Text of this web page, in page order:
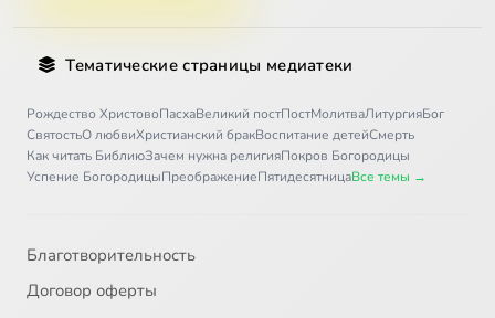
Тематические страницы медиатеки
Рождество ХристовоПасхаВеликий постПостМолитваЛитургияБог
СвятостьО любвиХристианский бракВоспитание детейСмерть
Как читать БиблиюЗачем нужна религияПокров Богородицы
Успение БогородицыПреображениеПятидесятницаВсе темы →
Благотворительность
Договор оферты